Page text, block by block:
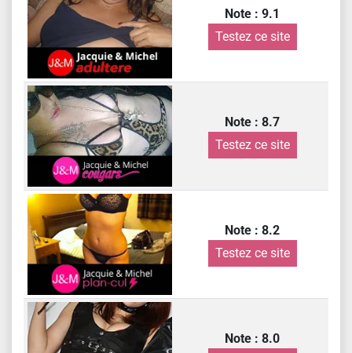
Note : 9.1
Testez ce site
Note : 8.7
Testez ce site
Note : 8.2
Testez ce site
Note : 8.0